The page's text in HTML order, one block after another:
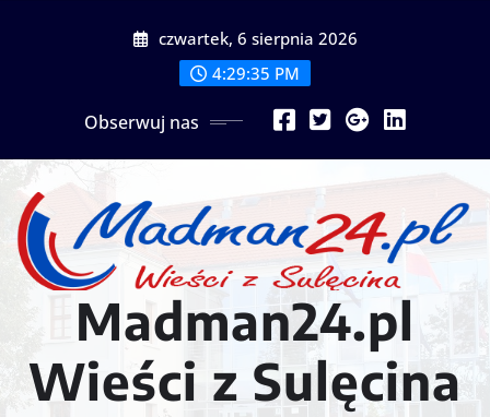
czwartek, 6 sierpnia 2026
4:29:37 PM
Obserwuj nas
Madman24.pl
Wieści z Sulęcina